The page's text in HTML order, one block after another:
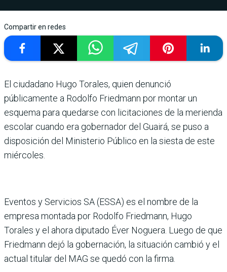
Compartir en redes
El ciudadano Hugo Torales, quien denunció
públicamente a Rodolfo Friedmann por montar un
esquema para quedarse con licitaciones de la merienda
escolar cuando era gobernador del Guairá, se puso a
disposición del Ministerio Público en la siesta de este
miércoles.
Eventos y Servicios SA (ESSA) es el nombre de la
empresa montada por Rodolfo Friedmann, Hugo
Torales y el ahora diputado Éver Noguera. Luego de que
Friedmann dejó la gobernación, la situación cambió y el
actual titular del MAG se quedó con la firma.